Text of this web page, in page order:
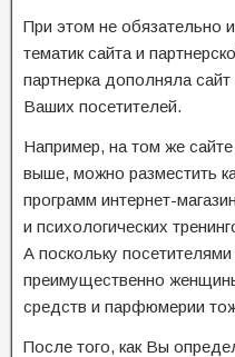
При этом не обязательно
тематик сайта и
партнерка дополняла
Ваших посетителей.
Например, на том же
выше, можно разместить
программ интернет-
и психологических
А поскольку
преимущественно
средств и парфюмерии
После того, как Вы